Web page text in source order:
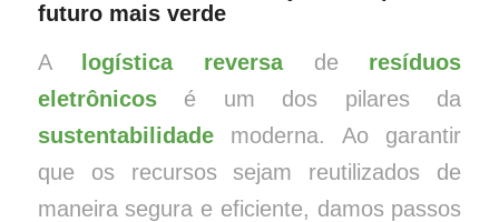
futuro mais verde
A
logística reversade resíduos
eletrônicosé um dos pilares da
sustentabilidademoderna. Ao garantir
que os recursos sejam reutilizados de
maneira segura e eficiente, damos passos